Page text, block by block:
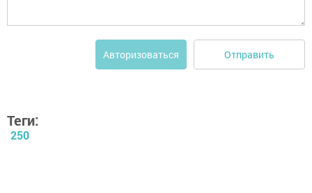
Авторизоваться Отправить
Теги:
250